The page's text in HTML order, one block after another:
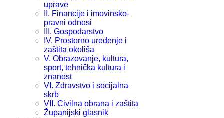
uprave
II. Financije i imovinsko-
pravni odnosi
III. Gospodarstvo
IV. Prostorno uređenje i
zaštita okoliša
V. Obrazovanje, kultura,
sport, tehnička kultura i
znanost
VI. Zdravstvo i socijalna
skrb
VII. Civilna obrana i zaštita
Županijski glasnik